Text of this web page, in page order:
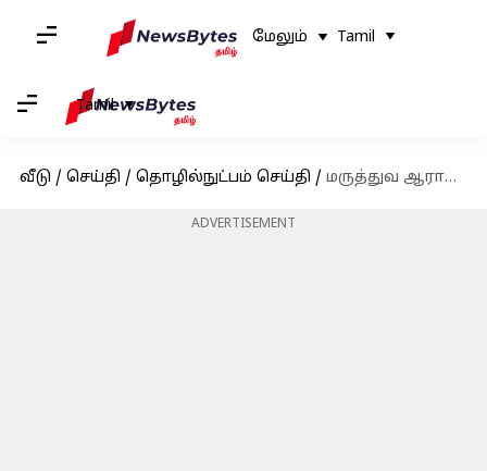
மேலும் Tamil
Tamil
வீடு / செய்தி / தொழில்நுட்பம் செய்தி / மருத்துவ ஆராய்ச்சியில் புரட்சி: உங்கள் வடுக்களுக்கு நிரந்தர தீர்வு, முதல் மனித தோல் வரைபடம் தயார்
ADVERTISEMENT